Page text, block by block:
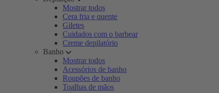
Mostrar todos
Cera fria e quente
Giletes
Cuidados com o barbear
Creme depilatório
Banho
Mostrar todos
Acessórios de banho
Roupões de banho
Toalhas de mãos